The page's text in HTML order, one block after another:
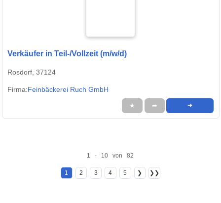
Verkäufer in Teil-/Vollzeit (m/w/d)
Rosdorf, 37124
Firma:Feinbäckerei Ruch GmbH
★ ➦ ➜
1 - 10 von 82
1 2 3 4 5 ❯ ❯❯